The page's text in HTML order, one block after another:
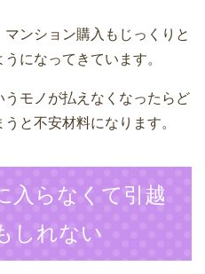
ンション購入もじっくりと
になってきています。
モノが払えなくなったらど
と不安材料になります。
入らなくて引越
しれない